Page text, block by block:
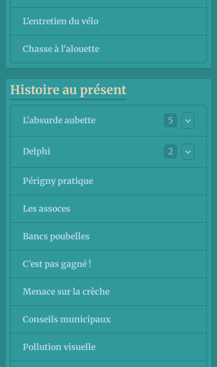
L'entretien du vélo
Chasse à l'alouette
Histoire au présent
L'absurde aubette 5
Delphi 2
Périgny pratique
Les assoces
Bancs poubelles
C'est pas gagné !
Menace sur la crèche
Conseils municipaux
Pollution visuelle